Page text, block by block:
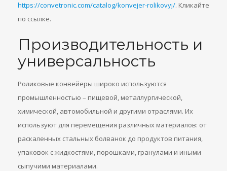
https://convetronic.com/catalog/konvejer-rolikovyj/. Кликайте
по ссылке.
Производительность и
универсальность
Роликовые конвейеры широко используются
промышленностью – пищевой, металлургической,
химической, автомобильной и другими отраслями. Их
используют для перемещения различных материалов: от
раскаленных стальных болванок до продуктов питания,
упаковок с жидкостями, порошками, гранулами и иными
сыпучими материалами.